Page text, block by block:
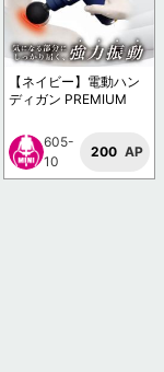
【ネイビー】電動ハン
ディガン PREMIUM
605-
10
200 AP